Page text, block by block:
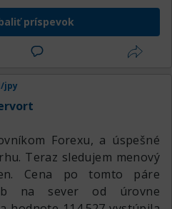
príspevok
jpy
Forexu, a úspešné
Teraz sledujem menový
Cena po tomto páre
na sever od úrovne